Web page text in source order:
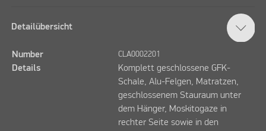
Detailübersicht
Number CLA0002201
Details
Komplett geschlossene GFK-
Schale, Alu-Felgen, Matratzen,
geschlossenem Stauraum unter
dem Hänger, Moskitogaze in
rechter Seite sowie in den